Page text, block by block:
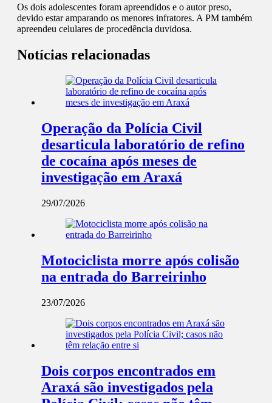
Os dois adolescentes foram apreendidos e o autor preso,
devido estar amparando os menores infratores. A PM também
apreendeu celulares de procedência duvidosa.
Notícias relacionadas
Operação da Polícia Civil
desarticula laboratório de refino
de cocaína após meses de
investigação em Araxá
29/07/2026
Motociclista morre após colisão
na entrada do Barreirinho
23/07/2026
Dois corpos encontrados em
Araxá são investigados pela